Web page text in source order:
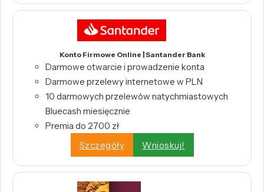
Konto Firmowe Online | Santander Bank
Darmowe otwarcie i prowadzenie konta
Darmowe przelewy internetowe w PLN
10 darmowych przelewów natychmiastowych
Bluecash miesięcznie
Premia do 2700 zł
Szczegóły
Wnioskuj!